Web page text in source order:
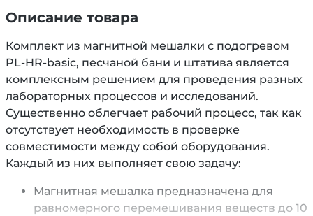
Описание товара
Комплект из магнитной мешалки с подогревом
PL-HR-basic, песчаной бани и штатива является
комплексным решением для проведения разных
лабораторных процессов и исследований.
Существенно облегчает рабочий процесс, так как
отсутствует необходимость в проверке
совместимости между собой оборудования.
Каждый из них выполняет свою задачу:
Магнитная мешалка предназначена для
равномерного перемешивания веществ до 10